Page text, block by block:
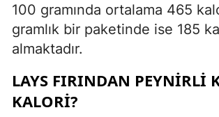
100 gramında ortalama 465
gramlık bir paketinde ise 185
almaktadır.
LAYS FIRINDAN PEYNIRLI
KALORI?